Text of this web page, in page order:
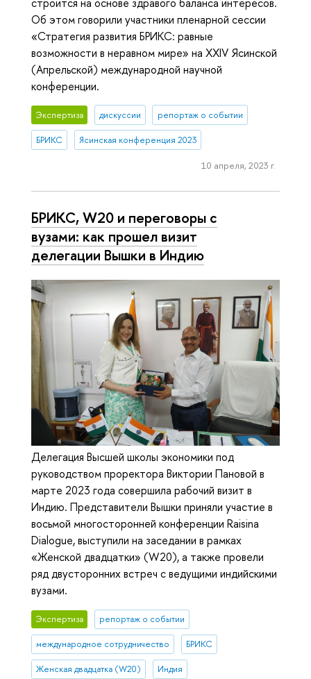
Об этом говорили участники пленарной сессии
«Стратегия развития БРИКС: равные
возможности в неравном мире» на XXIV Ясинской
(Апрельской) международной научной
конференции.
Экспертиза дискуссии репортаж о событии
БРИКС Ясинская конференция 2023
10 апреля, 2023 г.
БРИКС, W20 и переговоры с
вузами: как прошел визит
делегации Вышки в Индию
Делегация Высшей школы экономики под
руководством проректора Виктории Пановой в
марте 2023 года совершила рабочий визит в
Индию. Представители Вышки приняли участие в
восьмой многосторонней конференции Raisina
Dialogue, выступили на заседании в рамках
«Женской двадцатки» (W20), а также провели
ряд двусторонних встреч с ведущими индийскими
вузами.
Экспертиза репортаж о событии
международное сотрудничество БРИКС
Женская двадцатка (W20) Индия